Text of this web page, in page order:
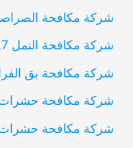
شركة مكافحة الصراصير
شركة مكافحة النمل 0554948127
شركة مكافحة بق الفراش
شركة مكافحة
شركة مكافحة حشرات في